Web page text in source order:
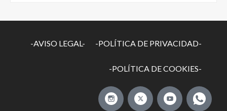
-AVISO LEGAL- -POLÍTICA DE PRIVACIDAD-
-POLÍTICA DE COOKIES-